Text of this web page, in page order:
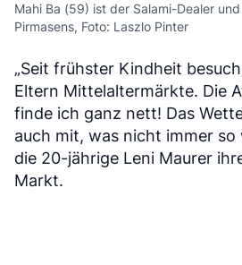
Mahi Ba (59) ist der Salami-Dealer
Pirmasens, Foto: Laszlo Pinter
„Seit frühster Kindheit
Eltern Mittelaltermärkte. Die
finde ich ganz nett! Das
auch mit, was nicht immer so
die 20-jährige Leni Maurer
Markt.